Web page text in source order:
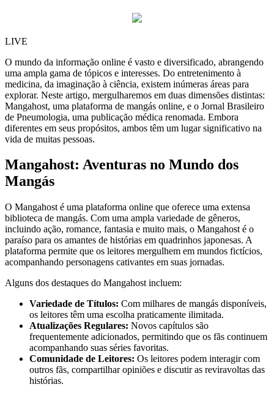
LIVE
O mundo da informação online é vasto e diversificado, abrangendo
uma ampla gama de tópicos e interesses. Do entretenimento à
medicina, da imaginação à ciência, existem inúmeras áreas para
explorar. Neste artigo, mergulharemos em duas dimensões distintas:
Mangahost, uma plataforma de mangás online, e o Jornal Brasileiro
de Pneumologia, uma publicação médica renomada. Embora
diferentes em seus propósitos, ambos têm um lugar significativo na
vida de muitas pessoas.
Mangahost: Aventuras no Mundo dos
Mangás
O Mangahost é uma plataforma online que oferece uma extensa
biblioteca de mangás. Com uma ampla variedade de gêneros,
incluindo ação, romance, fantasia e muito mais, o Mangahost é o
paraíso para os amantes de histórias em quadrinhos japonesas. A
plataforma permite que os leitores mergulhem em mundos fictícios,
acompanhando personagens cativantes em suas jornadas.
Alguns dos destaques do Mangahost incluem:
Variedade de Títulos: Com milhares de mangás disponíveis,
os leitores têm uma escolha praticamente ilimitada.
Atualizações Regulares: Novos capítulos são
frequentemente adicionados, permitindo que os fãs continuem
acompanhando suas séries favoritas.
Comunidade de Leitores: Os leitores podem interagir com
outros fãs, compartilhar opiniões e discutir as reviravoltas das
histórias.